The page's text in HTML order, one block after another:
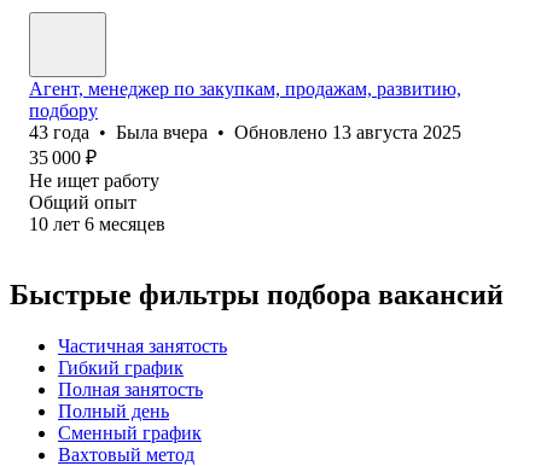
Агент, менеджер по закупкам, продажам, развитию,
подбору
43 года • Была вчера • Обновлено 13 августа 2025
35 000 ₽
Не ищет работу
Общий опыт
10 лет 6 месяцев
Быстрые фильтры подбора вакансий
Частичная занятость
Гибкий график
Полная занятость
Полный день
Сменный график
Вахтовый метод